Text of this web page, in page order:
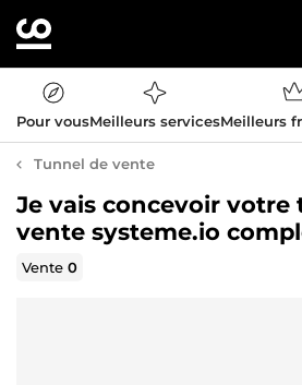
Pour vousMeilleurs servicesMeilleurs
Tunnel de vente
Je vais concevoir votre
vente systeme.io
Vente0